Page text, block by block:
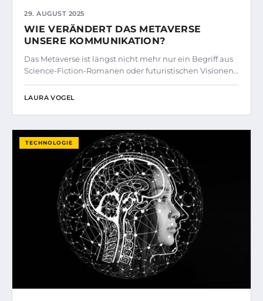
29. AUGUST 2025
WIE VERÄNDERT DAS METAVERSE
UNSERE KOMMUNIKATION?
Das Metaverse ist längst nicht mehr nur ein Begriff aus
Science-Fiction-Romanen oder futuristischen Visionen…
LAURA VOGEL
TECHNOLOGIE